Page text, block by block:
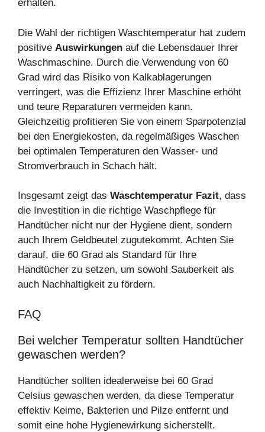
erhalten.
Die Wahl der richtigen Waschtemperatur hat zudem
positive Auswirkungen auf die Lebensdauer Ihrer
Waschmaschine. Durch die Verwendung von 60
Grad wird das Risiko von Kalkablagerungen
verringert, was die Effizienz Ihrer Maschine erhöht
und teure Reparaturen vermeiden kann.
Gleichzeitig profitieren Sie von einem Sparpotenzial
bei den Energiekosten, da regelmäßiges Waschen
bei optimalen Temperaturen den Wasser- und
Stromverbrauch in Schach hält.
Insgesamt zeigt das Waschtemperatur Fazit, dass
die Investition in die richtige Waschpflege für
Handtücher nicht nur der Hygiene dient, sondern
auch Ihrem Geldbeutel zugutekommt. Achten Sie
darauf, die 60 Grad als Standard für Ihre
Handtücher zu setzen, um sowohl Sauberkeit als
auch Nachhaltigkeit zu fördern.
FAQ
Bei welcher Temperatur sollten Handtücher
gewaschen werden?
Handtücher sollten idealerweise bei 60 Grad
Celsius gewaschen werden, da diese Temperatur
effektiv Keime, Bakterien und Pilze entfernt und
somit eine hohe Hygienewirkung sicherstellt.